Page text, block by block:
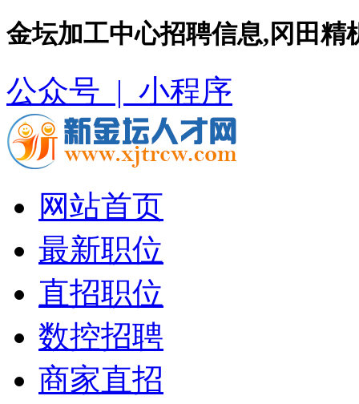
金坛加工中心招聘信息,冈田
公众号 | 小程序
网站首页
最新职位
直招职位
数控招聘
商家直招